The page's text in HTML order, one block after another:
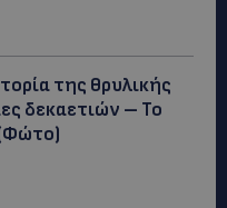
της θρυλικής
δεκαετιών – Το